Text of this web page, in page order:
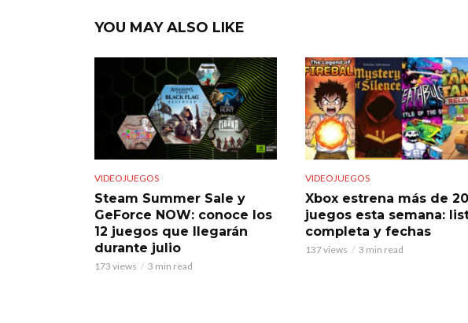
YOU MAY ALSO LIKE
VIDEOJUEGOS
Steam Summer Sale y
GeForce NOW: conoce los
12 juegos que llegarán
durante julio
173 views 3 min read
VIDEOJUEGOS
Xbox estrena más de 20
juegos esta semana:
completa y fechas
137 views 3 min read